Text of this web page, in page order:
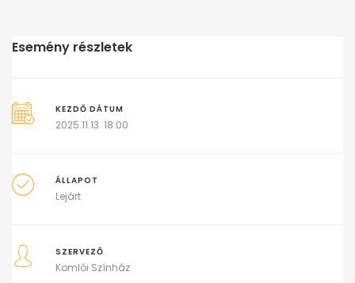
Esemény részletek
KEZDŐ DÁTUM
2025.11.13. 18:00
ÁLLAPOT
Lejárt
SZERVEZŐ
Komlói Színház